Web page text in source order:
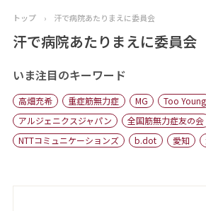
ニュース
おすすめコンテンツ
出版物
会社概要
トップ › 汗で病院あたりまえに委員会
汗で病院あたりまえに委員会
いま注目のキーワード
高畑充希 重症筋無力症 MG
Too Young
アルジェニクスジャパン
全国筋無力症友の会
NTTコミュニケーションズ
b.dot 愛知